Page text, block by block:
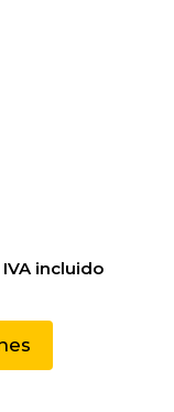
IVA incluido